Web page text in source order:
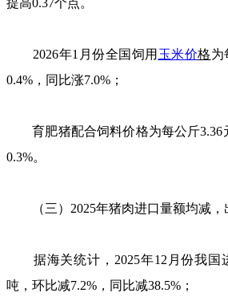
提高0.37个点。
2026年1月份全国饲用 玉米价格为
0.4%，同比涨7.0%；
育肥猪配合饲料价格为每公斤3.36
0.3%。
（三）2025年猪肉进口量额均减，
据海关统计，2025年12月份我国
吨，环比减7.2%，同比减38.5%；